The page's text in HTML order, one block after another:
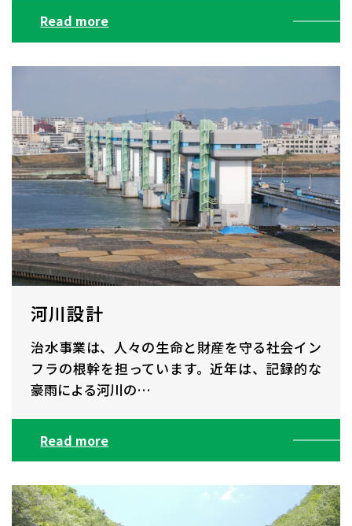
Read more
河川設計
治水事業は、人々の生命と財産を守る社会イン
フラの根幹を担っています。近年は、記録的な
豪雨による河川の…
Read more